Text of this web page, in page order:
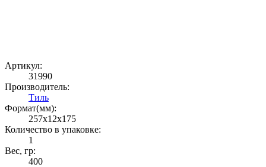
Артикул:
31990
Производитель:
Тиль
Формат(мм):
257x12x175
Количество в упаковке:
1
Вес, гр:
400